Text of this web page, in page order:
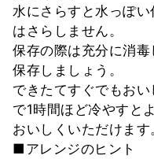
水にさらすと水っぽ
はさらしません。
保存の際は充分に消
保存しましょう。
できたてすぐでもお
で1時間ほど冷やすと
おいしくいただけます
■アレンジのヒント